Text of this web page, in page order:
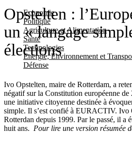
Economie
Politique
Agriculture et Alimentation
Santé
Technologies
Energie, Environnement et
Défense
Opstelten :
un « langage
élections
Ivo Opstelten, maire de Rotterdam, a
négatif sur la Constitution européenne
une initiative citoyenne destinée à
simple. Il s’est confié à EURACTIV. Ivo
Rotterdan depuis 1999. Par le passé, il a
huit ans. Pour lire une version résumée